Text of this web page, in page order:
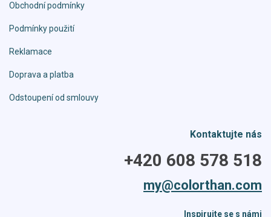
Obchodní podmínky
Podmínky použití
Reklamace
Doprava a platba
Odstoupení od smlouvy
Kontaktujte nás
+420 608 578 518
my@colorthan.com
Inspirujte se s námi